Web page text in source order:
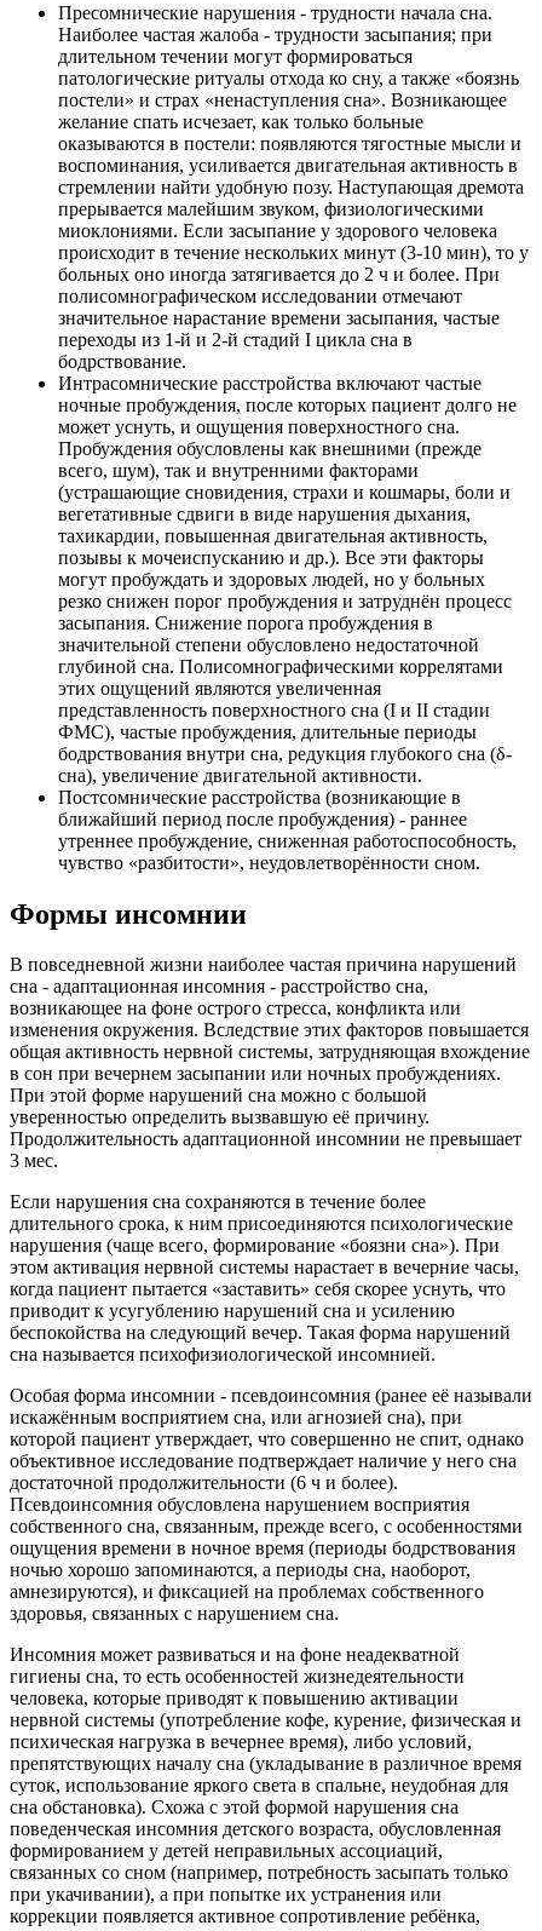
Пресомнические нарушения - трудности начала сна.
Наиболее частая жалоба - трудности засыпания; при
длительном течении могут формироваться
патологические ритуалы отхода ко сну, а также «боязнь
постели» и страх «ненаступления сна». Возникающее
желание спать исчезает, как только больные
оказываются в постели: появляются тягостные мысли и
воспоминания, усиливается двигательная активность в
стремлении найти удобную позу. Наступающая дремота
прерывается малейшим звуком, физиологическими
миоклониями. Если засыпание у здорового человека
происходит в течение нескольких минут (3-10 мин), то у
больных оно иногда затягивается до 2 ч и более. При
полисомнографическом исследовании отмечают
значительное нарастание времени засыпания, частые
переходы из 1-й и 2-й стадий I цикла сна в
бодрствование.
Интрасомнические расстройства включают частые
ночные пробуждения, после которых пациент долго не
может уснуть, и ощущения поверхностного сна.
Пробуждения обусловлены как внешними (прежде
всего, шум), так и внутренними факторами
(устрашающие сновидения, страхи и кошмары, боли и
вегетативные сдвиги в виде нарушения дыхания,
тахикардии, повышенная двигательная активность,
позывы к мочеиспусканию и др.). Все эти факторы
могут пробуждать и здоровых людей, но у больных
резко снижен порог пробуждения и затруднён процесс
засыпания. Снижение порога пробуждения в
значительной степени обусловлено недостаточной
глубиной сна. Полисомнографическими коррелятами
этих ощущений являются увеличенная
представленность поверхностного сна (I и II стадии
ФМС), частые пробуждения, длительные периоды
бодрствования внутри сна, редукция глубокого сна (δ-
сна), увеличение двигательной активности.
Постсомнические расстройства (возникающие в
ближайший период после пробуждения) - раннее
утреннее пробуждение, сниженная работоспособность,
чувство «разбитости», неудовлетворённости сном.
Формы инсомнии
В повседневной жизни наиболее частая причина нарушений
сна - адаптационная инсомния - расстройство сна,
возникающее на фоне острого стресса, конфликта или
изменения окружения. Вследствие этих факторов повышается
общая активность нервной системы, затрудняющая вхождение
в сон при вечернем засыпании или ночных пробуждениях.
При этой форме нарушений сна можно с большой
уверенностью определить вызвавшую её причину.
Продолжительность адаптационной инсомнии не превышает
3 мес.
Если нарушения сна сохраняются в течение более
длительного срока, к ним присоединяются психологические
нарушения (чаще всего, формирование «боязни сна»). При
этом активация нервной системы нарастает в вечерние часы,
когда пациент пытается «заставить» себя скорее уснуть, что
приводит к усугублению нарушений сна и усилению
беспокойства на следующий вечер. Такая форма нарушений
сна называется психофизиологической инсомнией.
Особая форма инсомнии - псевдоинсомния (ранее её называли
искажённым восприятием сна, или агнозией сна), при
которой пациент утверждает, что совершенно не спит, однако
объективное исследование подтверждает наличие у него сна
достаточной продолжительности (6 ч и более).
Псевдоинсомния обусловлена нарушением восприятия
собственного сна, связанным, прежде всего, с особенностями
ощущения времени в ночное время (периоды бодрствования
ночью хорошо запоминаются, а периоды сна, наоборот,
амнезируются), и фиксацией на проблемах собственного
здоровья, связанных с нарушением сна.
Инсомния может развиваться и на фоне неадекватной
гигиены сна, то есть особенностей жизнедеятельности
человека, которые приводят к повышению активации
нервной системы (употребление кофе, курение, физическая и
психическая нагрузка в вечернее время), либо условий,
препятствующих началу сна (укладывание в различное время
суток, использование яркого света в спальне, неудобная для
сна обстановка). Схожа с этой формой нарушения сна
поведенческая инсомния детского возраста, обусловленная
формированием у детей неправильных ассоциаций,
связанных со сном (например, потребность засыпать только
при укачивании), а при попытке их устранения или
коррекции появляется активное сопротивление ребёнка,